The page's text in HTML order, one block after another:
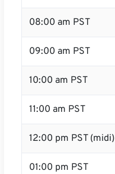
08:00 am PST
09:00 am PST
10:00 am PST
11:00 am PST
12:00 pm PST (midi)
01:00 pm PST